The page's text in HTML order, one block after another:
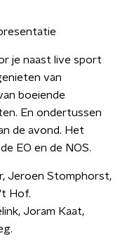
je naast live sport
van
boeiende
En ondertussen
de avond. Het
EO en de NOS.
Jeroen Stomphorst,
Hof.
Joram Kaat,